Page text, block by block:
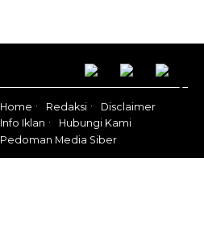
Home Redaksi
Disclaimer
Info Iklan
Hubungi Kami
Pedoman Media Siber